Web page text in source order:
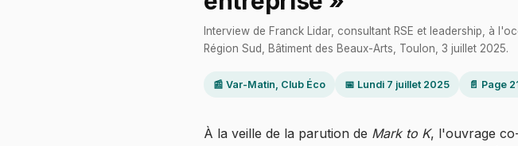
Interview de Franck Lidar, consultant RSE et leadership, à
Région Sud, Bâtiment des Beaux-Arts, Toulon, 3 juillet 2025.
📰 Var-Matin, Club Éco 📅 Lundi 7 juillet 2025 📄 Page
À la veille de la parution de Mark to K, l'ouvrage